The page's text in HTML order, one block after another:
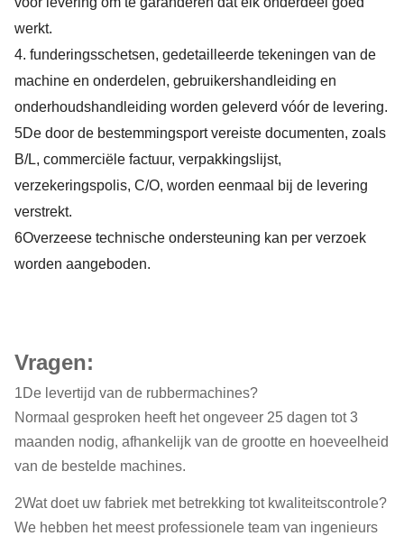
werkt.
4. funderingsschetsen, gedetailleerde tekeningen van de
machine en onderdelen, gebruikershandleiding en
onderhoudshandleiding worden geleverd vóór de levering.
5De door de bestemmingsport vereiste documenten, zoals
B/L, commerciële factuur, verpakkingslijst,
verzekeringspolis, C/O, worden eenmaal bij de levering
verstrekt.
6Overzeese technische ondersteuning kan per verzoek
worden aangeboden.
Vragen:
1De levertijd van de rubbermachines?
Normaal gesproken heeft het ongeveer 25 dagen tot 3
maanden nodig, afhankelijk van de grootte en hoeveelheid
van de bestelde machines.
2Wat doet uw fabriek met betrekking tot kwaliteitscontrole?
We hebben het meest professionele team van ingenieurs